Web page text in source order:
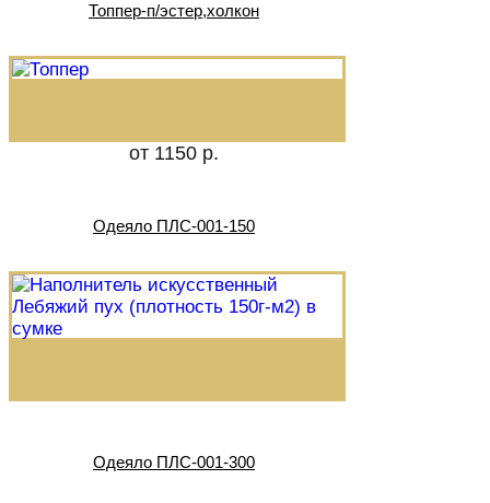
Топпер-п/эстер,холкон
от 1150 р.
Одеяло ПЛС-001-150
Одеяло ПЛС-001-300